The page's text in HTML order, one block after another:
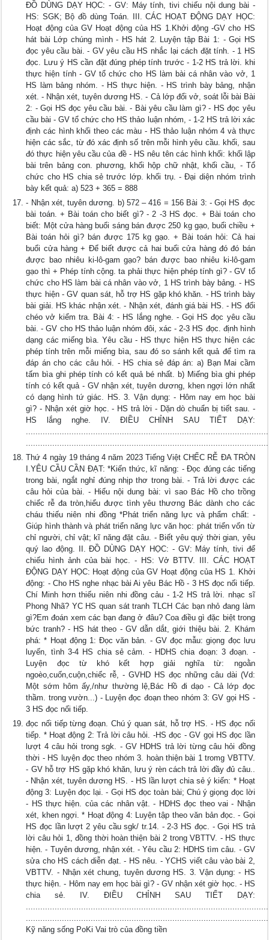
ĐỒ DÙNG DẠY HỌC: - GV: Máy tính, tivi chiếu nội dung bài -
HS: SGK; Bộ đồ dùng Toán. III. CÁC HOẠT ĐỘNG DẠY HỌC:
Hoạt động của GV Hoạt động của HS 1.Khởi động -GV cho HS
hát bài Lớp chúng mình - HS hát 2. Luyện tập Bài 1: - Gọi HS
đọc yêu cầu bài. - GV yêu cầu HS nhắc lại cách đặt tính. - 1 HS
đọc. Lưu ý HS cần đặt đúng phép tính trước - 1-2 HS trả lời. khi
thực hiện tính - GV tổ chức cho HS làm bài cá nhân vào vở, 1
HS làm bảng nhóm. - HS thực hiện. - HS trình bày bảng, nhận
xét. - Nhận xét, tuyên dương HS. - Cả lớp đổi vở, soát lỗi bài Bài
2: - Gọi HS đọc yêu cầu bài. - Bài yêu cầu làm gì? - HS đọc yêu
cầu bài - GV tổ chức cho HS thảo luận nhóm, - 1-2 HS trả lời xác
định các hình khối theo các màu - HS thảo luận nhóm 4 và thực
hiện các sắc, từ đó xác định số trên mỗi hình yêu cầu. khối, sau
đó thực hiện yêu cầu của đề - HS nêu tên các hình khối: khối lập
bài trên bảng con. phương, khối hộp chữ nhật, khối cầu, - Tổ
chức cho HS chia sẻ trước lớp. khối trụ. - Đại diện nhóm trình
bày kết quả: a) 523 + 365 = 888
- Nhận xét, tuyên dương. b) 572 – 416 = 156 Bài 3: - Gọi HS đọc
bài toán. + Bài toán cho biết gì? - 2 -3 HS đọc. + Bài toán cho
biết: Một cửa hàng buổi sáng bán được 250 kg gạo, buổi chiều +
Bài toán hỏi gì? bán được 175 kg gạo. + Bài toán hỏi: Cả hai
buổi cửa hàng + Để biết được cả hai buổi cửa hàng đó đó bán
được bao nhiêu ki-lô-gam gạo? bán được bao nhiêu ki-lô-gam
gạo thì + Phép tính cộng. ta phải thực hiện phép tính gì? - GV tổ
chức cho HS làm bài cá nhân vào vở, 1 HS trình bày bảng. - HS
thực hiện - GV quan sát, hỗ trợ HS gặp khó khăn. - HS trình bày
bài giải. HS khác nhận xét. - Nhận xét, đánh giá bài HS. - HS đổi
chéo vở kiểm tra. Bài 4: - HS lắng nghe. - Gọi HS đọc yêu cầu
bài. - GV cho HS thảo luận nhóm đôi, xác - 2-3 HS đọc. định hình
dạng các miếng bìa. Yêu cầu - HS thực hiện HS thực hiện các
phép tính trên mỗi miếng bìa, sau đó so sánh kết quả để tìm ra
đáp án cho các câu hỏi. - HS chia sẻ đáp án: a) Bạn Mai cầm
tấm bìa ghi phép tính có kết quả bé nhất. b) Miếng bìa ghi phép
tính có kết quả - GV nhận xét, tuyên dương, khen ngợi lớn nhất
có dạng hình tứ giác. HS. 3. Vận dụng: - Hôm nay em học bài
gì? - Nhận xét giờ học. - HS trả lời - Dặn dò chuẩn bị tiết sau. -
HS lắng nghe. IV. ĐIỀU CHỈNH SAU TIẾT DẠY:
Thứ 4 ngày 19 tháng 4 năm 2023 Tiếng Việt CHẾC RỄ ĐA TRÒN
I.YÊU CẦU CẦN ĐẠT: *Kiến thức, kĩ năng: - Đọc đúng các tiếng
trong bài, ngắt nghỉ đúng nhịp thơ trong bài. - Trả lời được các
câu hỏi của bài. - Hiểu nội dung bài: vì sao Bác Hồ cho trồng
chiếc rễ đa tròn,hiểu được tình yêu thương Bác dành cho các
cháu thiếu niên nhi đồng *Phát triển năng lực và phẩm chất: -
Giúp hình thành và phát triển năng lực văn học: phát triển vốn từ
chỉ người, chỉ vật; kĩ năng đặt câu. - Biết yêu quý thời gian, yêu
quý lao động. II. ĐỒ DÙNG DẠY HỌC: - GV: Máy tính, tivi để
chiếu hình ảnh của bài học. - HS: Vở BTTV. III. CÁC HOẠT
ĐỘNG DẠY HỌC: Hoạt động của GV Hoạt động của HS 1. Khởi
động: - Cho HS nghe nhạc bài Ai yêu Bác Hồ - 3 HS đọc nối tiếp.
Chí Minh hơn thiếu niên nhi đồng cảu - 1-2 HS trả lời. nhạc sĩ
Phong Nhã? YC HS quan sát tranh TLCH Các bạn nhỏ đang làm
gì?Em đoán xem các bạn đang ở đâu? Coa điều gì đặc biệt trong
bức tranh? - HS hát theo - GV dẫn dắt, giới thiệu bài. 2. Khám
phá: * Hoạt động 1: Đọc văn bản. - GV đọc mẫu: giọng đọc lưu
luyến, tình 3-4 HS chia sẻ cảm. - HDHS chia đoạn: 3 đoạn. -
Luyện đọc từ khó kết hợp giải nghĩa từ: ngoằn
ngoèo,cuốn,cuộn,chiếc rễ, - GVHD HS đọc những câu dài (Vd:
Một sớm hôm ấy,/như thường lệ,Bác Hồ đi dạo - Cả lớp đọc
thầm. trong vườn...) - Luyện đọc đoạn theo nhóm 3: GV gọi HS -
3 HS đọc nối tiếp.
đọc nối tiếp từng đoạn. Chú ý quan sát, hỗ trợ HS. - HS đọc nối
tiếp. * Hoạt động 2: Trả lời câu hỏi. -HS đọc - GV gọi HS đọc lần
lượt 4 câu hỏi trong sgk. - GV HDHS trả lời từng câu hỏi đồng
thời - HS luyện đọc theo nhóm 3. hoàn thiện bài 1 tromg VBTTV.
- GV hỗ trợ HS gặp khó khăn, lưu ý rèn cách trả lời đầy đủ câu..
- Nhận xét, tuyên dương HS. - HS lần lượt chia sẻ ý kiến: * Hoạt
động 3: Luyện đọc lại. - Gọi HS đọc toàn bài; Chú ý giọng đọc lời
- HS thực hiện. của các nhân vật. - HDHS đọc theo vai - Nhận
xét, khen ngợi. * Hoạt động 4: Luyện tập theo văn bản đọc. - Gọi
HS đọc lần lượt 2 yêu cầu sgk/ tr.14. - 2-3 HS đọc. - Gọi HS trả
lời câu hỏi 1, đồng thời hoàn thiện bài 2 trong VBTTV. - HS thực
hiện. - Tuyên dương, nhận xét. - Yêu cầu 2: HDHS tìm câu. - GV
sửa cho HS cách diễn đạt. - HS nêu. - YCHS viết câu vào bài 2,
VBTTV. - Nhận xét chung, tuyên dương HS. 3. Vận dụng: - HS
thực hiện. - Hôm nay em học bài gì? - GV nhận xét giờ học. - HS
chia sẻ. IV. ĐIỀU CHỈNH SAU TIẾT DẠY:
Kỹ năng sống PoKi Vai trò của đồng tiền